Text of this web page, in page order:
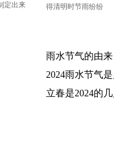
定出来
得清明时节雨纷纷
雨水节气的由
2024雨水节气
立春是2024的